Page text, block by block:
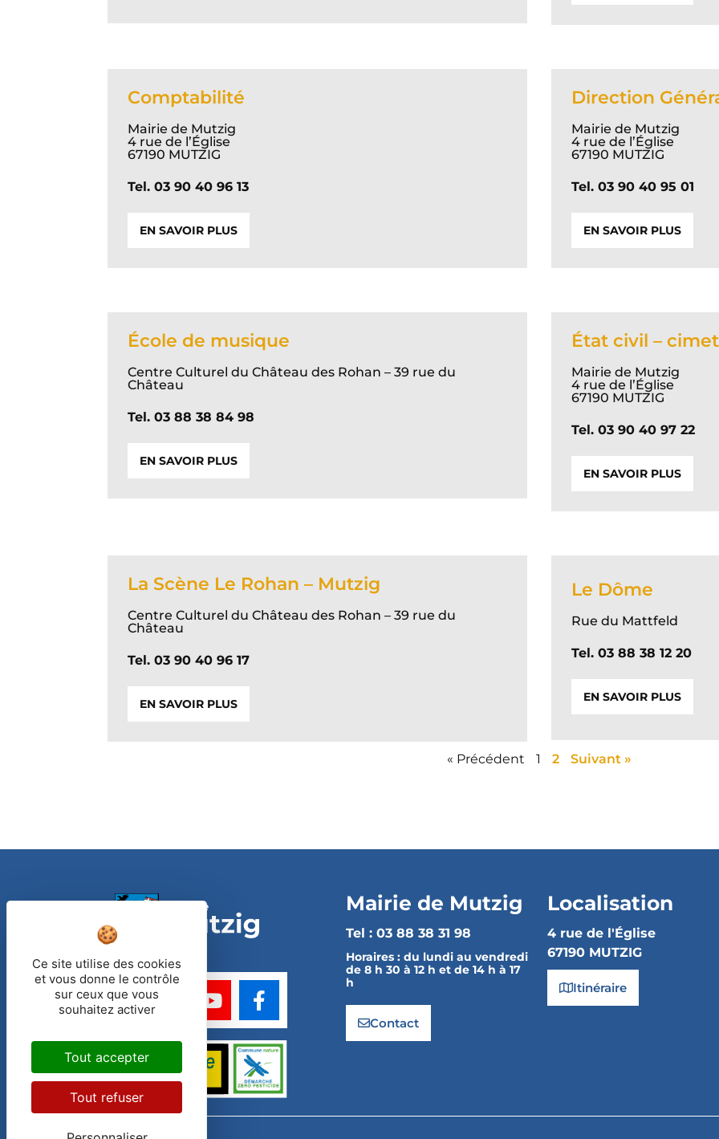
Comptabilité
Mairie de Mutzig
4 rue de l’Église
67190 MUTZIG
Tel. 03 90 40 96 13
EN SAVOIR PLUS
Direction
Mairie de Mutzig
4 rue de l’Église
67190 MUTZIG
Tel. 03 90 40 95 01
EN SAVOIR PLUS
École de musique
Centre Culturel du Château des Rohan – 39 rue du
Château
Tel. 03 88 38 84 98
EN SAVOIR PLUS
État civil –
Mairie de Mutzig
4 rue de l’Église
67190 MUTZIG
Tel. 03 90 40 97 22
EN SAVOIR PLUS
La Scène Le Rohan – Mutzig
Centre Culturel du Château des Rohan – 39 rue du
Château
Tel. 03 90 40 96 17
EN SAVOIR PLUS
Le Dôme
Rue du Mattfeld
Tel. 03 88 38 12 20
EN SAVOIR PLUS
« Précédent 1 2 Suivant »
Mairie de Mutzig
Tel : 03 88 38 31 98
Horaires : du lundi au vendredi
de 8 h 30 à 12 h et de 14 h à 17
h
Contact
Localisation
4 rue de l'Église
67190 MUTZIG
Itinéraire
Ce site utilise des cookies
et vous donne le contrôle
sur ceux que vous
souhaitez activer
Tout accepter
Tout refuser